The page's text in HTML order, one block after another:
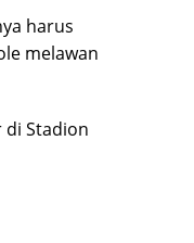
harus
melawan
di Stadion